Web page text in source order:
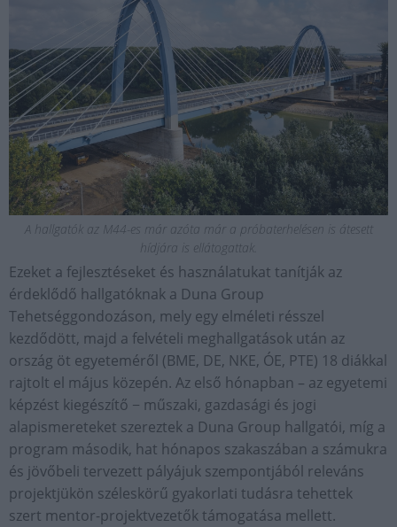
A hallgatók az M44-es már azóta már a próbaterhelésen is átesett
hídjára is ellátogattak.
Ezeket a fejlesztéseket és használatukat tanítják az
érdeklődő hallgatóknak a Duna Group
Tehetséggondozáson, mely egy elméleti résszel
kezdődött, majd a felvételi meghallgatások után az
ország öt egyeteméről (BME, DE, NKE, ÓE, PTE) 18 diákkal
rajtolt el május közepén. Az első hónapban – az egyetemi
képzést kiegészítő − műszaki, gazdasági és jogi
alapismereteket szereztek a Duna Group hallgatói, míg a
program második, hat hónapos szakaszában a számukra
és jövőbeli tervezett pályájuk szempontjából releváns
projektjükön széleskörű gyakorlati tudásra tehettek
szert mentor-projektvezetők támogatása mellett.